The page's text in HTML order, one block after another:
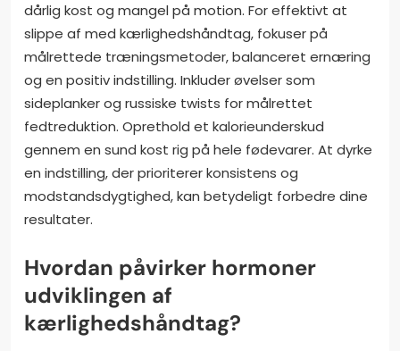
dårlig kost og mangel på motion. For effektivt at
slippe af med kærlighedshåndtag, fokuser på
målrettede træningsmetoder, balanceret ernæring
og en positiv indstilling. Inkluder øvelser som
sideplanker og russiske twists for målrettet
fedtreduktion. Oprethold et kalorieunderskud
gennem en sund kost rig på hele fødevarer. At dyrke
en indstilling, der prioriterer konsistens og
modstandsdygtighed, kan betydeligt forbedre dine
resultater.
Hvordan påvirker hormoner
udviklingen af
kærlighedshåndtag?